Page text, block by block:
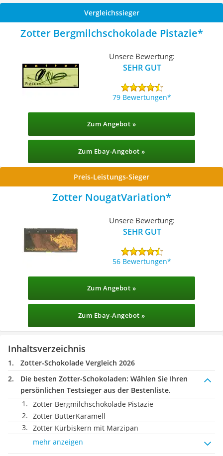
Vergleichssieger
Zotter Bergmilchschokolade Pistazie
Unsere Bewertung:
SEHR GUT
79 Bewertungen
Zum Angebot »
Zum Ebay-Angebot »
Preis-Leistungs-Sieger
Zotter NougatVariation
Unsere Bewertung:
SEHR GUT
56 Bewertungen
Zum Angebot »
Zum Ebay-Angebot »
Inhaltsverzeichnis
Zotter-Schokolade Vergleich 2026
Die besten Zotter-Schokoladen: Wählen Sie Ihren
persönlichen Testsieger aus der Bestenliste.
Zotter Bergmilchschokolade Pistazie
Zotter ButterKaramell
Zotter Kürbiskern mit Marzipan
mehr anzeigen